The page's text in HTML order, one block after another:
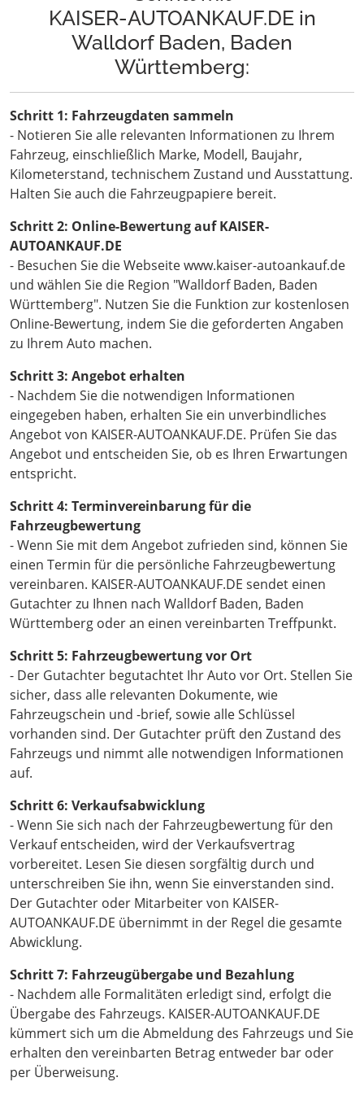
KAISER-AUTOANKAUF.DE in
Walldorf Baden, Baden
Württemberg:
Schritt 1: Fahrzeugdaten sammeln
- Notieren Sie alle relevanten Informationen zu Ihrem
Fahrzeug, einschließlich Marke, Modell, Baujahr,
Kilometerstand, technischem Zustand und Ausstattung.
Halten Sie auch die Fahrzeugpapiere bereit.
Schritt 2: Online-Bewertung auf KAISER-
AUTOANKAUF.DE
- Besuchen Sie die Webseite www.kaiser-autoankauf.de
und wählen Sie die Region "Walldorf Baden, Baden
Württemberg". Nutzen Sie die Funktion zur kostenlosen
Online-Bewertung, indem Sie die geforderten Angaben
zu Ihrem Auto machen.
Schritt 3: Angebot erhalten
- Nachdem Sie die notwendigen Informationen
eingegeben haben, erhalten Sie ein unverbindliches
Angebot von KAISER-AUTOANKAUF.DE. Prüfen Sie das
Angebot und entscheiden Sie, ob es Ihren Erwartungen
entspricht.
Schritt 4: Terminvereinbarung für die
Fahrzeugbewertung
- Wenn Sie mit dem Angebot zufrieden sind, können Sie
einen Termin für die persönliche Fahrzeugbewertung
vereinbaren. KAISER-AUTOANKAUF.DE sendet einen
Gutachter zu Ihnen nach Walldorf Baden, Baden
Württemberg oder an einen vereinbarten Treffpunkt.
Schritt 5: Fahrzeugbewertung vor Ort
- Der Gutachter begutachtet Ihr Auto vor Ort. Stellen Sie
sicher, dass alle relevanten Dokumente, wie
Fahrzeugschein und -brief, sowie alle Schlüssel
vorhanden sind. Der Gutachter prüft den Zustand des
Fahrzeugs und nimmt alle notwendigen Informationen
auf.
Schritt 6: Verkaufsabwicklung
- Wenn Sie sich nach der Fahrzeugbewertung für den
Verkauf entscheiden, wird der Verkaufsvertrag
vorbereitet. Lesen Sie diesen sorgfältig durch und
unterschreiben Sie ihn, wenn Sie einverstanden sind.
Der Gutachter oder Mitarbeiter von KAISER-
AUTOANKAUF.DE übernimmt in der Regel die gesamte
Abwicklung.
Schritt 7: Fahrzeugübergabe und Bezahlung
- Nachdem alle Formalitäten erledigt sind, erfolgt die
Übergabe des Fahrzeugs. KAISER-AUTOANKAUF.DE
kümmert sich um die Abmeldung des Fahrzeugs und Sie
erhalten den vereinbarten Betrag entweder bar oder
per Überweisung.